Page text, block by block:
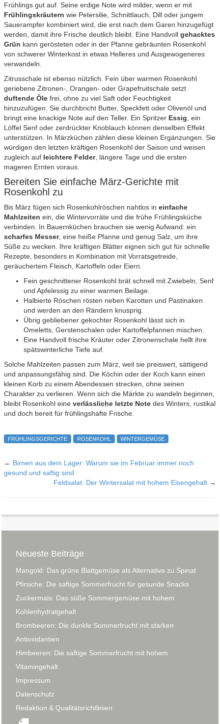
Frühlings gut auf. Seine erdige Note wird milder, wenn er mit
Frühlingskräutern wie Petersilie, Schnittlauch, Dill oder jungem
Sauerampfer kombiniert wird, die erst nach dem Garen hinzugefügt
werden, damit ihre Frische deutlich bleibt. Eine Handvoll gehacktes
Grün kann gerösteten oder in der Pfanne gebräunten Rosenkohl
von schwerer Winterkost in etwas Helleres und Ausgewogeneres
verwandeln.
Zitrusschale ist ebenso nützlich. Fein über warmen Rosenkohl
geriebene Zitronen-, Orangen- oder Grapefruitschale setzt
duftende Öle frei, ohne zu viel Saft oder Feuchtigkeit
hinzuzufügen. Sie durchbricht Butter, Speckfett oder Olivenöl und
bringt eine knackige Note auf den Teller. Ein Spritzer Essig , ein
Löffel Senf oder zerdrückter Knoblauch können denselben Effekt
unterstützen. In Märzküchen zählen diese kleinen Ergänzungen. Sie
würdigen den letzten kräftigen Rosenkohl der Saison und weisen
zugleich auf leichtere Felder, längere Tage und die ersten
mageren Ernten voraus.
Bereiten Sie einfache März-Gerichte mit
Rosenkohl zu
Bis März fügen sich Rosenkohlröschen nahtlos in einfache
Mahlzeiten ein, die Wintervorräte und die frühe Frühlingsküche
verbinden. In Bauernküchen brauchen sie wenig Aufwand: ein
scharfes Messer, eine heiße Pfanne und genug Salz, um ihre
Süße zu wecken. Ihre kräftigen Blätter eignen sich gut für schnelle
Rezepte, besonders in Kombination mit Vorratsgetreide,
geräuchertem Fleisch, Kartoffeln oder Eiern.
Fein geschnittener Rosenkohl brät schnell mit Zwiebeln, Senf
und Apfelessig zu einer warmen Beilage.
Halbierte Röschen rösten neben Karotten und Pastinaken
und werden an den Rändern knusprig.
Übrig gebliebener gekochter Rosenkohl lässt sich in
Omeletts, Gerstenschalen oder Kartoffelpfannen mischen.
Eine Handvoll frische Kräuter oder Zitronenschale hellt ihre
spätswinterliche Tiefe auf.
Solche Mahlzeiten passen zum März, weil sie preiswert, sättigend
und anpassungsfähig sind. Die Köchin oder der Koch kann einen
kleinen Korb zu einem Abendessen strecken, ohne seinen
Charakter zu verlieren. Wenn sich die Märkte zu wandeln beginnen,
bleibt Rosenkohl eine verlässliche letzte Note des Winters, rustikal
und doch bereit für frühlingshafte Frische.
FRÜHLINGSGERICHTE ROSENKOHL WINTERGEMÜSE
← Birnen aus dem Lager: Warum sie im Februar immer noch
gesund und saftig sind
Feldsalat: Der Wintersalat mit hohem Eisengehalt →
Neueste Beiträge
Mangold: Das grüne Blattgemüse als Alternative zu Spinat
Pfirsiche: Die saftige Sommerfrucht für gesunde Snacks
Zuckermais: Das süße Sommergemüse mit hohem
Kohlenhydratgehalt
Brombeeren: Die dunkle Sommerfrucht mit starken
Antioxidantien
Himbeeren: Die saftige Sommerfrucht mit hohem
Vitamingehalt
Impressum
Datenschutz
Redaktion & Qualitätsrichtlinien